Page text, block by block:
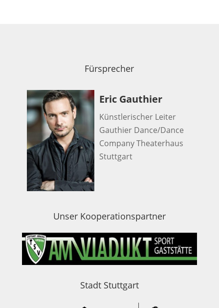
Fürsprecher
Eric Gauthier
Künstlerischer Leiter
Gauthier Dance/Dance
Company Theaterhaus
Stuttgart
Unser Kooperationspartner
Stadt Stuttgart